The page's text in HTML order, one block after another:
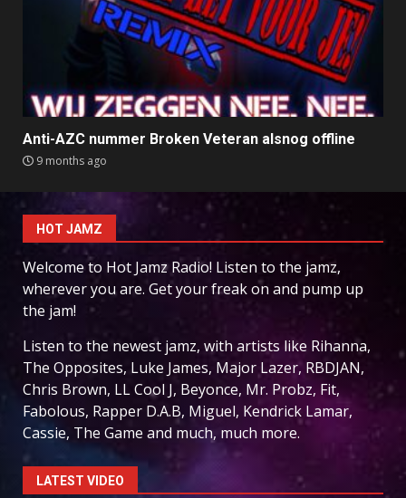
Anti-AZC nummer Broken Veteran alsnog offline
9 months ago
HOT JAMZ
Welcome to Hot Jamz Radio! Listen to the jamz,
wherever you are. Get your freak on and pump up
the jam!
Listen to the newest jamz, with artists like Rihanna,
The Opposites, Luke James, Major Lazer, RBDJAN,
Chris Brown, LL Cool J, Beyonce, Mr. Probz, Fit,
Fabolous, Rapper D.A.B, Miguel, Kendrick Lamar,
Cassie, The Game and much, much more.
LATEST VIDEO